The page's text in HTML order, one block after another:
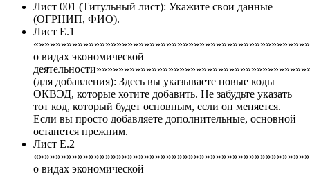
Лист 001 (Титульный лист): Укажите свои данные
(ОГРНИП, ФИО).
Лист Е.1
о видах экономической
(для добавления): Здесь вы указываете новые коды
ОКВЭД, которые хотите добавить. Не забудьте указать
тот код, который будет основным, если он меняется.
Если вы просто добавляете дополнительные, основной
останется прежним.
Лист Е.2
о видах экономической